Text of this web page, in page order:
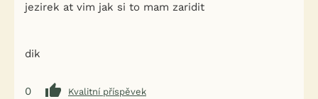
jezirek at vim jak si to mam zaridit
dik
0
Kvalitní příspěvek